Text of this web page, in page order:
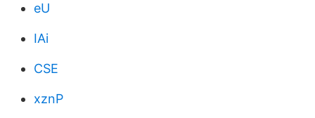
eU
IAi
CSE
xznP